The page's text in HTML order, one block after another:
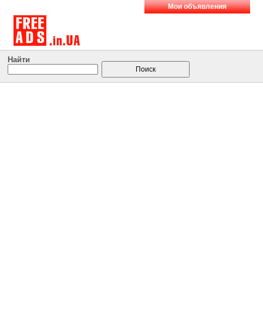
Мои объявления
Найти